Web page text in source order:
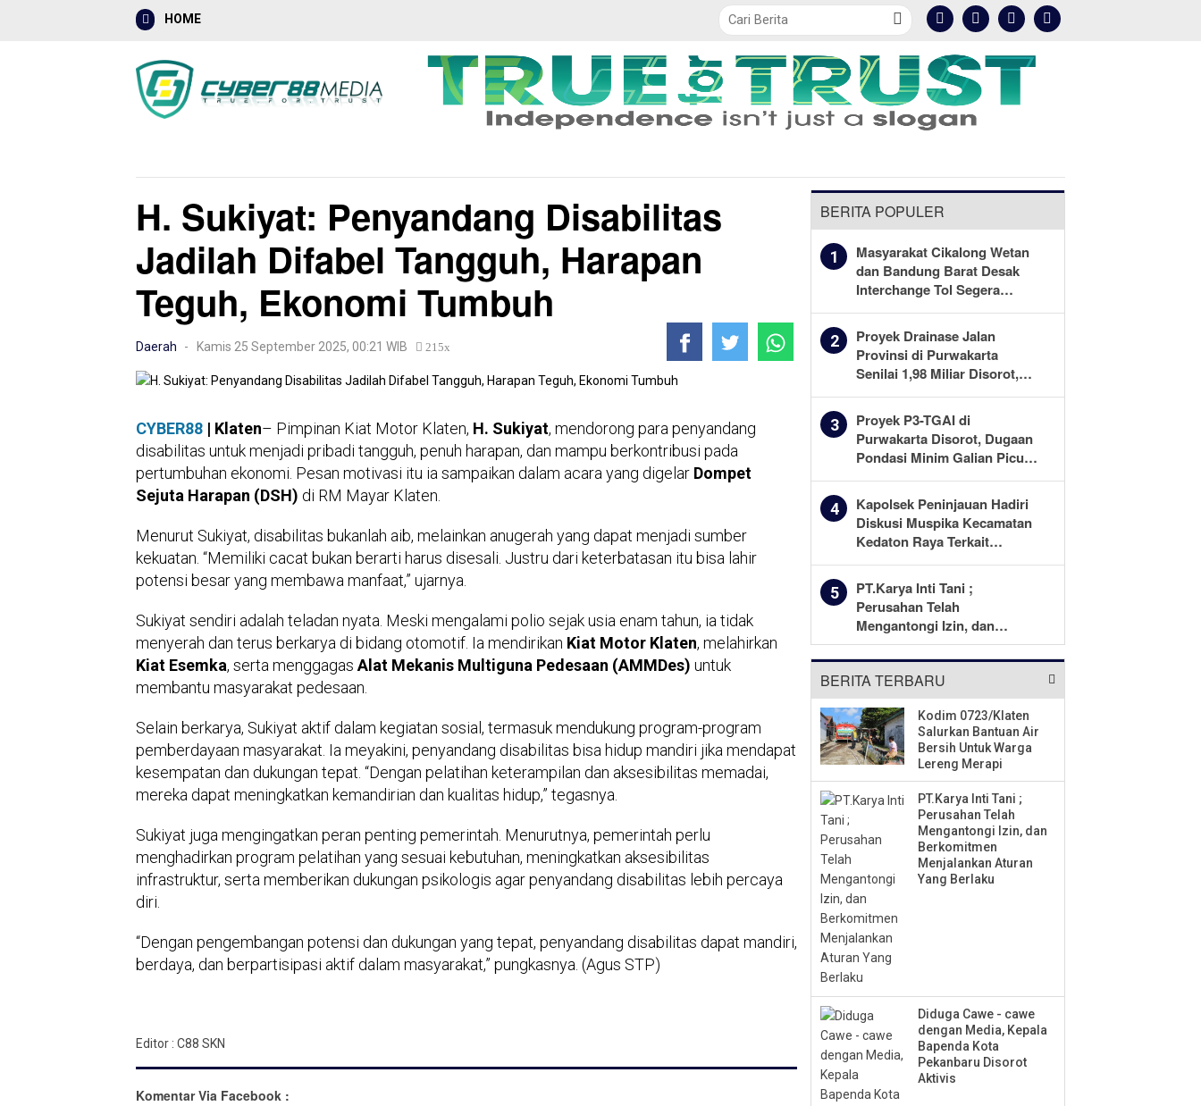
HOME
H. Sukiyat: Penyandang Disabilitas
Jadilah Difabel Tangguh, Harapan
Teguh, Ekonomi Tumbuh
Daerah - Kamis 25 September 2025, 00:21 WIB 215x
CYBER88 | Klaten– Pimpinan Kiat Motor Klaten, H. Sukiyat, mendorong para penyandang
disabilitas untuk menjadi pribadi tangguh, penuh harapan, dan mampu berkontribusi pada
pertumbuhan ekonomi. Pesan motivasi itu ia sampaikan dalam acara yang digelar Dompet
Sejuta Harapan (DSH) di RM Mayar Klaten.
Menurut Sukiyat, disabilitas bukanlah aib, melainkan anugerah yang dapat menjadi sumber
kekuatan. “Memiliki cacat bukan berarti harus disesali. Justru dari keterbatasan itu bisa lahir
potensi besar yang membawa manfaat,” ujarnya.
Sukiyat sendiri adalah teladan nyata. Meski mengalami polio sejak usia enam tahun, ia tidak
menyerah dan terus berkarya di bidang otomotif. Ia mendirikan Kiat Motor Klaten, melahirkan
Kiat Esemka, serta menggagasAlat Mekanis Multiguna Pedesaan (AMMDes) untuk
membantu masyarakat pedesaan.
Selain berkarya, Sukiyat aktif dalam kegiatan sosial, termasuk mendukung program-program
pemberdayaan masyarakat. Ia meyakini, penyandang disabilitas bisa hidup mandiri jika mendapat
kesempatan dan dukungan tepat. “Dengan pelatihan keterampilan dan aksesibilitas memadai,
mereka dapat meningkatkan kemandirian dan kualitas hidup,” tegasnya.
Sukiyat juga mengingatkan peran penting pemerintah. Menurutnya, pemerintah perlu
menghadirkan program pelatihan yang sesuai kebutuhan, meningkatkan aksesibilitas
infrastruktur, serta memberikan dukungan psikologis agar penyandang disabilitas lebih percaya
diri.
“Dengan pengembangan potensi dan dukungan yang tepat, penyandang disabilitas dapat mandiri,
berdaya, dan berpartisipasi aktif dalam masyarakat,” pungkasnya. (Agus STP)
Editor : C88 SKN
Komentar Via Facebook :
BERITA POPULER
1
Masyarakat Cikalong Wetan
dan Bandung Barat Desak
Interchange Tol Segera
Dibuka
2
Proyek Drainase Jalan
Provinsi di Purwakarta
Senilai 1,98 Miliar Disorot,
Warga Minta Kualitas
Pekerjaan Diawasi Ketat
3
Proyek P3-TGAI di
Purwakarta Disorot, Dugaan
Pondasi Minim Galian Picu
Pertanyaan Besar soal
Pengawasan
4
Kapolsek Peninjauan Hadiri
Diskusi Muspika Kecamatan
Kedaton Raya Terkait
Sengketa Lahan Kelompok
Tani Dengan PT. GNS
5
PT.Karya Inti Tani ;
Perusahan Telah
Mengantongi Izin, dan
Berkomitmen Menjalankan
Aturan Yang Berlaku
BERITA TERBARU
Kodim 0723/Klaten
Salurkan Bantuan Air
Bersih Untuk Warga
Lereng Merapi
PT.Karya Inti Tani ;
Perusahan Telah
Mengantongi Izin, dan
Berkomitmen
Menjalankan Aturan
Yang Berlaku
Diduga Cawe - cawe
dengan Media, Kepala
Bapenda Kota
Pekanbaru Disorot
Aktivis